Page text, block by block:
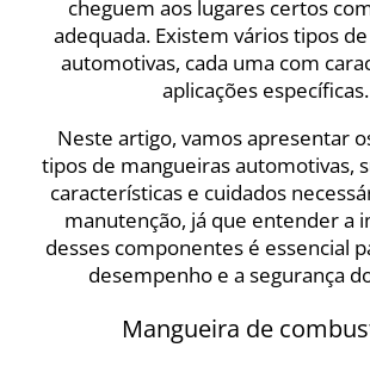
cheguem aos lugares certos
adequada. Existem vários tipos
automotivas, cada uma com
aplicações específicas.
Neste artigo, vamos apresentar
tipos de mangueiras automotivas,
características e cuidados
manutenção, já que entender a
desses componentes é essencial
desempenho e a segurança
Mangueira de